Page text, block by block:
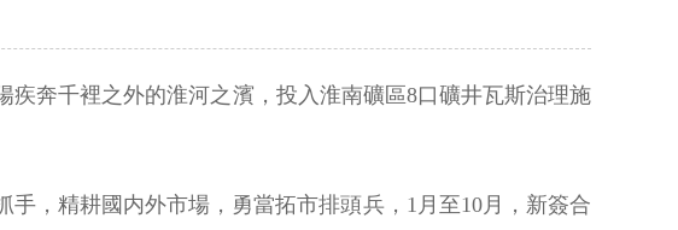
奔千裡之外的淮河之濱，投入淮南礦區8口礦井瓦斯治理施
，精耕國内外市場，勇當拓市排頭兵，1月至10月，新簽合